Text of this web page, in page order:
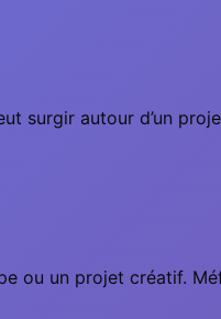
surgir autour d’un
ou un projet créatif.